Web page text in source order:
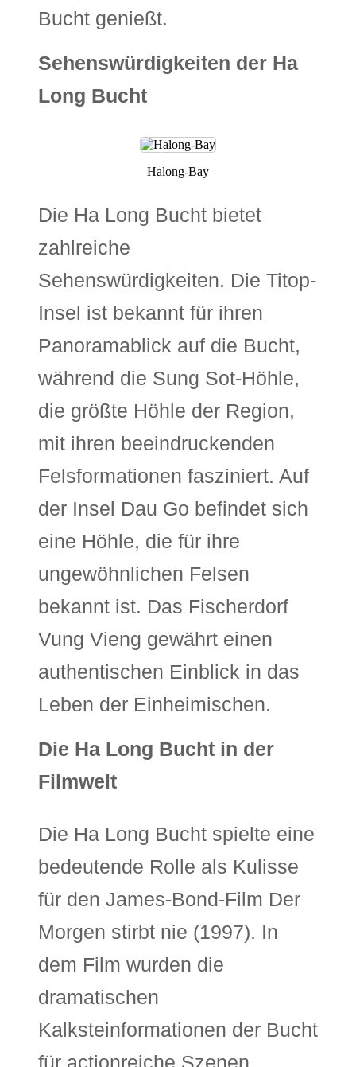
Bucht genießt.
Sehenswürdigkeiten der Ha
Long Bucht
Halong-Bay
Die Ha Long Bucht bietet
zahlreiche
Sehenswürdigkeiten. Die Titop-
Insel ist bekannt für ihren
Panoramablick auf die Bucht,
während die Sung Sot-Höhle,
die größte Höhle der Region,
mit ihren beeindruckenden
Felsformationen fasziniert. Auf
der Insel Dau Go befindet sich
eine Höhle, die für ihre
ungewöhnlichen Felsen
bekannt ist. Das Fischerdorf
Vung Vieng gewährt einen
authentischen Einblick in das
Leben der Einheimischen.
Die Ha Long Bucht in der
Filmwelt
Die Ha Long Bucht spielte eine
bedeutende Rolle als Kulisse
für den James-Bond-Film Der
Morgen stirbt nie (1997). In
dem Film wurden die
dramatischen
Kalksteinformationen der Bucht
für actionreiche Szenen